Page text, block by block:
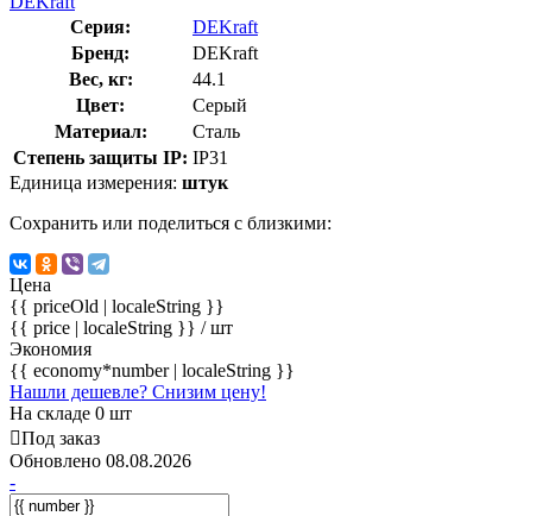
Серия:
DEKraft
Бренд:
DEKraft
Вес, кг:
44.1
Цвет:
Серый
Материал:
Сталь
Степень защиты IP: IP31
Единица измерения: штук
Сохранить или поделиться с близкими:
Цена
{{ priceOld | localeString }}
{{ price | localeString }} / шт
Экономия
{{ economy*number | localeString }}
Нашли дешевле? Снизим цену!
На складе 0 шт
Под заказ
Обновлено 08.08.2026
-